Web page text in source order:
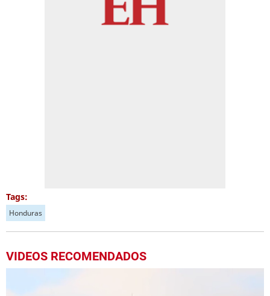
Tags:
Honduras
VIDEOS RECOMENDADOS